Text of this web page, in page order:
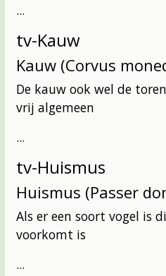
...
tv-Kauw
Kauw (Corvus
De kauw ook wel de
vrij algemeen
...
tv-Huismus
Huismus (Passer
Als er een soort vogel is
voorkomt is
...